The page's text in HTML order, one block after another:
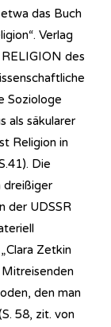
das Buch
Verlag
des
Soziologe
als säkularer
Religion in
Die
dreißiger
der UDSSR
Zetkin
den man
58, zit. von